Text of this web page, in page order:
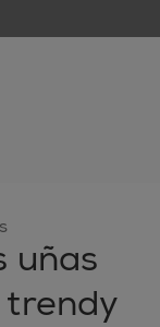
uñas
trendy